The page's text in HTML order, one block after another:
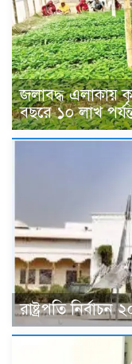
জলাবদ্ধ এলাকায়
বছরে ১০ লাখ
রাষ্ট্রপতি